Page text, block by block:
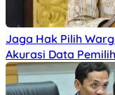
Jaga Hak Pilih
Akurasi Data